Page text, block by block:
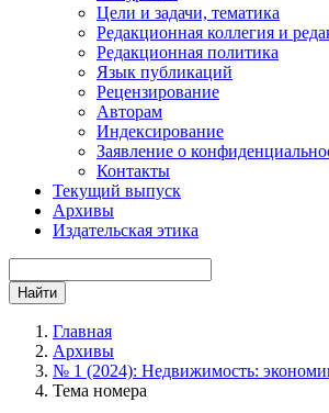
Цели и задачи, тематика
Редакционная коллегия и
Редакционная политика
Язык публикаций
Рецензирование
Авторам
Индексирование
Заявление о
Контакты
Текущий выпуск
Архивы
Издательская этика
Найти
Главная
Архивы
№ 1 (2024): Недвижимость:
Тема номера